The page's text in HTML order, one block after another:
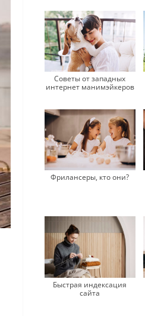
Советы от западных
интернет манимэйкеров
Фрилансеры, кто они?
Быстрая индексация
сайта